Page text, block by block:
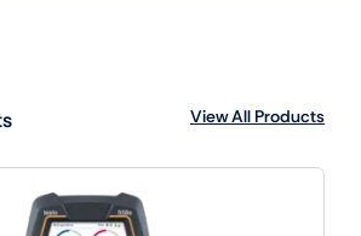
View All Products